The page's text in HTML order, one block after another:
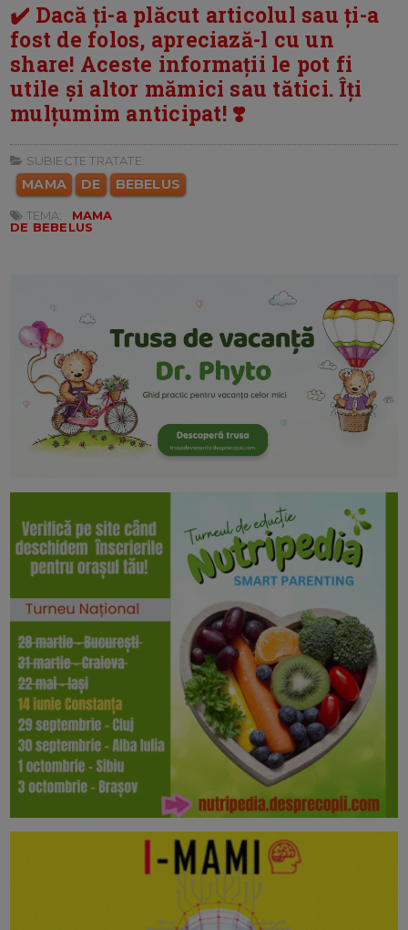
✔️ Dacă ți-a plăcut articolul sau ți-a
fost de folos, apreciază-l cu un
share! Aceste informații le pot fi
utile și altor mămici sau tătici. Îți
mulțumim anticipat! ❣️
SUBIECTE TRATATE:
MAMA DE BEBELUS
TEMA:
MAMA
DE BEBELUS